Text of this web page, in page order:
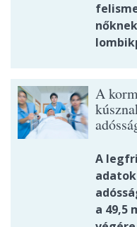
A
A
a 49,5